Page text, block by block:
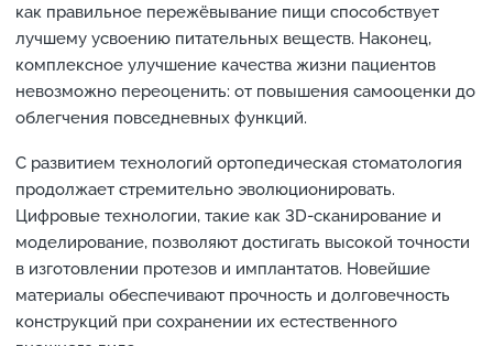
как правильное пережёвывание пищи способствует
лучшему усвоению питательных веществ. Наконец,
комплексное улучшение качества жизни пациентов
невозможно переоценить: от повышения самооценки до
облегчения повседневных функций.
С развитием технологий ортопедическая стоматология
продолжает стремительно эволюционировать.
Цифровые технологии, такие как 3D-сканирование и
моделирование, позволяют достигать высокой точности
в изготовлении протезов и имплантатов. Новейшие
материалы обеспечивают прочность и долговечность
конструкций при сохранении их естественного